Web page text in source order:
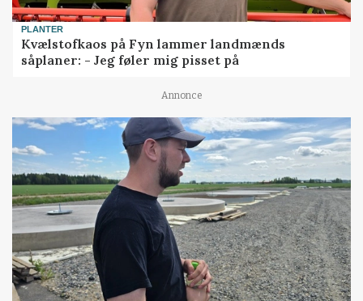
PLANTER
Kvælstofkaos på Fyn lammer landmænds
såplaner: - Jeg føler mig pisset på
Annonce